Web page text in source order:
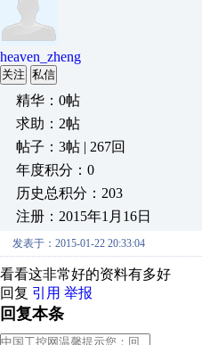
heaven_zheng
关注 私信
精华：0帖
求助：2帖
帖子：3帖 | 267回
年度积分：0
历史总积分：203
注册：2015年1月16日
发表于：2015-01-22 20:33:04
看看这非常好的资料有多好
回复 引用 举报
回复本条